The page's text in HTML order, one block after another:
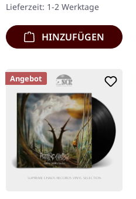
Innenhüllen…
Lieferzeit: 1-2 Werktage
HINZUFÜGEN
Angebot